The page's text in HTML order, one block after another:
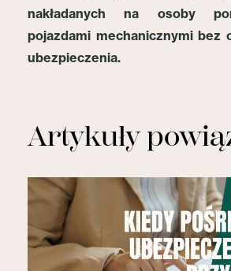
nakładanych na osoby
pojazdami mechanicznymi bez
ubezpieczenia.
Artykuły